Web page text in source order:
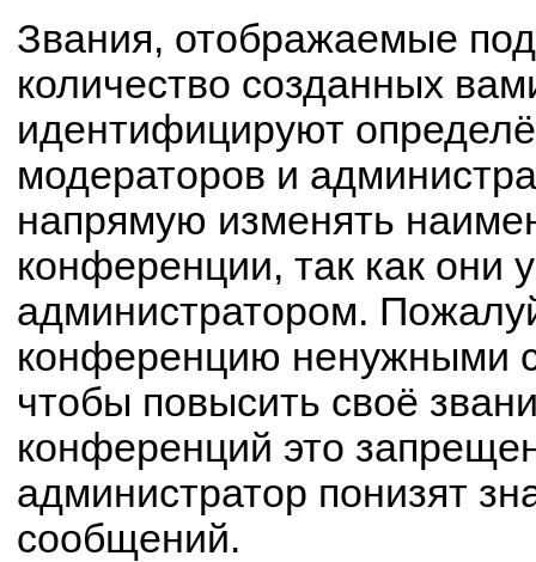
Звания, отображаемые
количество созданных
идентифицируют
модераторов и
напрямую изменять
конференции, так как они
администратором.
конференцию ненужными
чтобы повысить своё
конференций это
администратор понизят
сообщений.